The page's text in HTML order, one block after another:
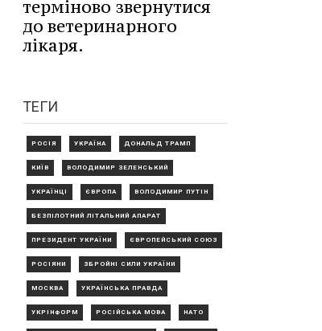
терміново звернутися
до ветеринарного
лікаря.
ТЕГИ
РОСІЯ УКРАЇНА ДОНАЛЬД ТРАМП
КИЇВ ВОЛОДИМИР ЗЕЛЕНСЬКИЙ
УКРАЇНЦІ ЄВРОПА ВОЛОДИМИР ПУТІН
БЕЗПІЛОТНИЙ ЛІТАЛЬНИЙ АПАРАТ
ПРЕЗИДЕНТ УКРАЇНИ ЄВРОПЕЙСЬКИЙ СОЮЗ
РОСІЯНИ ЗБРОЙНІ СИЛИ УКРАЇНИ
МОСКВА УКРАЇНСЬКА ПРАВДА
УКРІНФОРМ РОСІЙСЬКА МОВА НАТО